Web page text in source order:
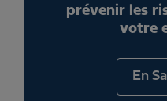
prévenir les
votre
En